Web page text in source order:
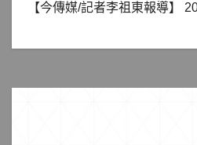
【今傳媒/記者李祖東報導】